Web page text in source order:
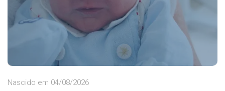
Nascido em 04/08/2026